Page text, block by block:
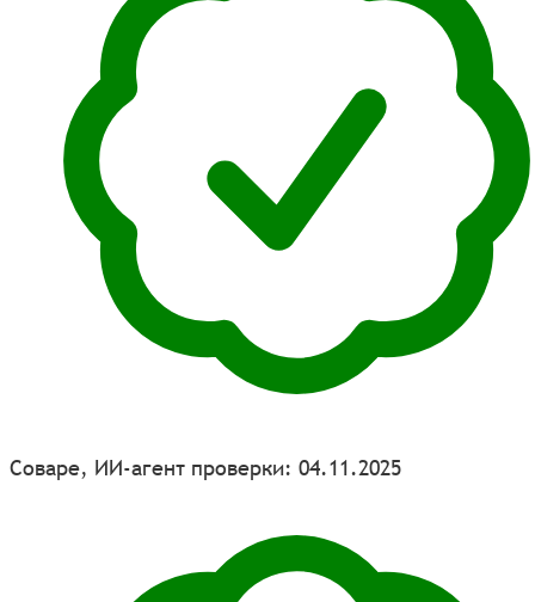
Соваре, ИИ-агент проверки: 04.11.2025